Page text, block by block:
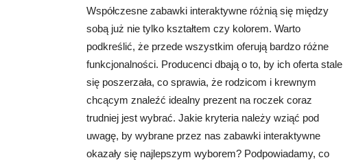
Współczesne zabawki interaktywne różnią się między
sobą już nie tylko kształtem czy kolorem. Warto
podkreślić, że przede wszystkim oferują bardzo różne
funkcjonalności. Producenci dbają o to, by ich oferta stale
się poszerzała, co sprawia, że rodzicom i krewnym
chcącym znaleźć idealny prezent na roczek coraz
trudniej jest wybrać. Jakie kryteria należy wziąć pod
uwagę, by wybrane przez nas zabawki interaktywne
okazały się najlepszym wyborem? Podpowiadamy, co